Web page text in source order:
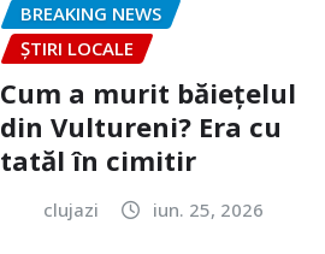
BREAKING NEWS
ȘTIRI LOCALE
Cum a murit băiețelul
din Vultureni? Era cu
tatăl în cimitir
clujazi iun. 25, 2026